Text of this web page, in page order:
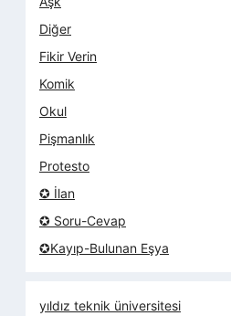
Diğer
Fikir Verin
Komik
Okul
Pişmanlık
Protesto
✪ İlan
✪ Soru-Cevap
✪Kayıp-Bulunan Eşya
yıldız teknik üniversitesi